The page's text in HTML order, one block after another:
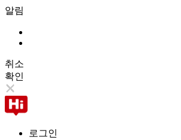
알림
취소
확인
로그인